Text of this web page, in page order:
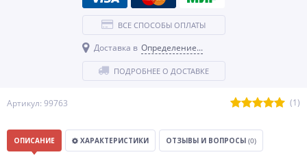
Артикул: 99763 (1)
ВСЕ СПОСОБЫ ОПЛАТЫ
Доставка в Определение...
ПОДРОБНЕЕ О ДОСТАВКЕ
ОПИСАНИЕ ХАРАКТЕРИСТИКИ ОТЗЫВЫ И ВОПРОСЫ (0)